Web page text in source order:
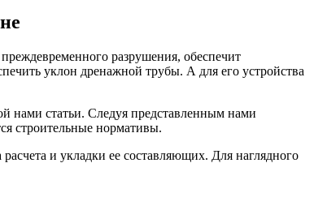
разрушения, обеспечит
уклон дренажной трубы. А для его устройства
нами статьи. Следуя представленным нами
строительные нормативы.
и укладки ее составляющих. Для наглядного